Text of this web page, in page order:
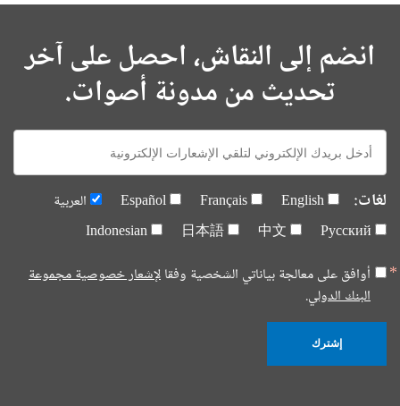
انضم إلى النقاش، احصل على آخر
تحديث من مدونة أصوات.
E-
mail:
لغات: English
Français
Español
العربية
Русский
中文
日本語
Indonesian
أوافق على معالجة بياناتي الشخصية وفقالإشعار خصوصية مجموعة
البنك الدولي.
إشترك